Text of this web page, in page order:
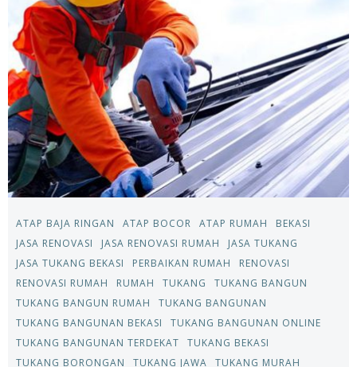
ATAP BAJA RINGAN ATAP BOCOR ATAP RUMAH
BEKASI
JASA RENOVASI
JASA RENOVASI RUMAH
JASA TUKANG
JASA TUKANG BEKASI
PERBAIKAN RUMAH
RENOVASI
RENOVASI RUMAH
RUMAH TUKANG
TUKANG BANGUN
TUKANG BANGUN RUMAH
TUKANG BANGUNAN
TUKANG BANGUNAN BEKASI
TUKANG BANGUNAN ONLINE
TUKANG BANGUNAN TERDEKAT
TUKANG BEKASI
TUKANG BORONGAN
TUKANG JAWA
TUKANG MURAH